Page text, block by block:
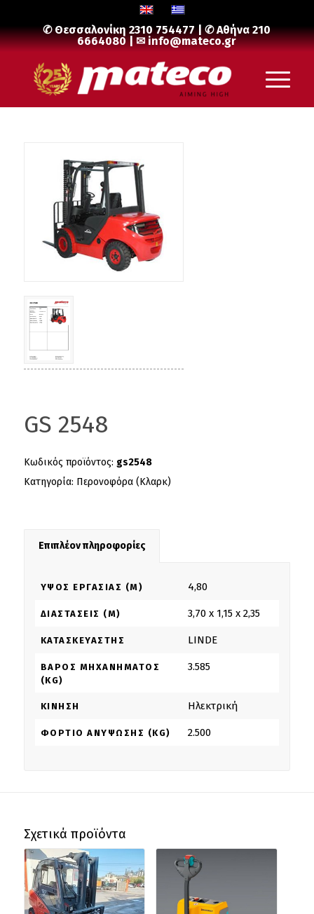
✆ Θεσσαλονίκη2310 754477| ✆ Αθήνα210
6664080| ✉info@mateco.gr
GS 2548
Κωδικός προϊόντος: gs2548
Κατηγορία: Περονοφόρα (Κλαρκ)
Επιπλέον πληροφορίες
ΎΨΟΣ ΕΡΓΑΣΊΑΣ (M) 4,80
ΔΙΑΣΤΆΣΕΙΣ (M) 3,70 x 1,15 x 2,35
ΚΑΤΑΣΚΕΥΑΣΤΉΣ LINDE
ΒΆΡΟΣ ΜΗΧΑΝΉΜΑΤΟΣ
(KG)
3.585
ΚΊΝΗΣΗ Ηλεκτρική
ΦΟΡΤΊΟ ΑΝΎΨΩΣΗΣ (KG) 2.500
Σχετικά προϊόντα